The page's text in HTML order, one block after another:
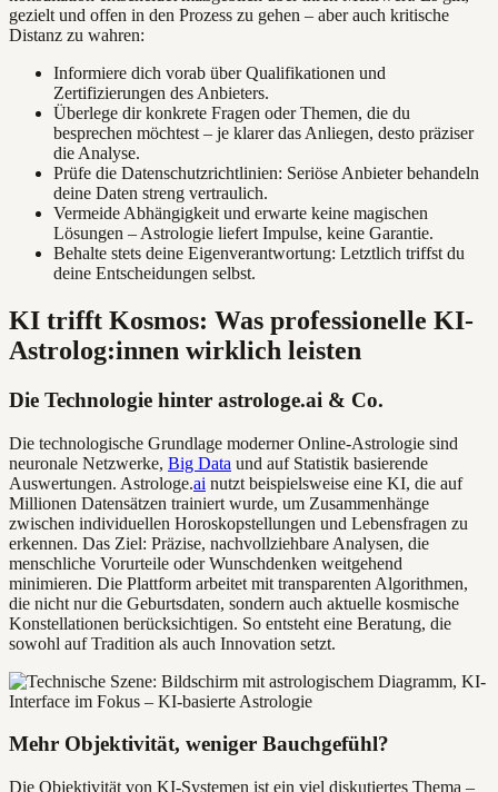
gezielt und offen in den Prozess zu gehen – aber auch kritische
Distanz zu wahren:
Informiere dich vorab über Qualifikationen und
Zertifizierungen des Anbieters.
Überlege dir konkrete Fragen oder Themen, die du
besprechen möchtest – je klarer das Anliegen, desto präziser
die Analyse.
Prüfe die Datenschutzrichtlinien: Seriöse Anbieter behandeln
deine Daten streng vertraulich.
Vermeide Abhängigkeit und erwarte keine magischen
Lösungen – Astrologie liefert Impulse, keine Garantie.
Behalte stets deine Eigenverantwortung: Letztlich triffst du
deine Entscheidungen selbst.
KI trifft Kosmos: Was professionelle KI-
Astrolog:innen wirklich leisten
Die Technologie hinter astrologe.ai & Co.
Die technologische Grundlage moderner Online-Astrologie sind
neuronale Netzwerke, Big Data und auf Statistik basierende
Auswertungen. Astrologe.ai nutzt beispielsweise eine KI, die auf
Millionen Datensätzen trainiert wurde, um Zusammenhänge
zwischen individuellen Horoskopstellungen und Lebensfragen zu
erkennen. Das Ziel: Präzise, nachvollziehbare Analysen, die
menschliche Vorurteile oder Wunschdenken weitgehend
minimieren. Die Plattform arbeitet mit transparenten Algorithmen,
die nicht nur die Geburtsdaten, sondern auch aktuelle kosmische
Konstellationen berücksichtigen. So entsteht eine Beratung, die
sowohl auf Tradition als auch Innovation setzt.
Mehr Objektivität, weniger Bauchgefühl?
Die Objektivität von KI-Systemen ist ein viel diskutiertes Thema –